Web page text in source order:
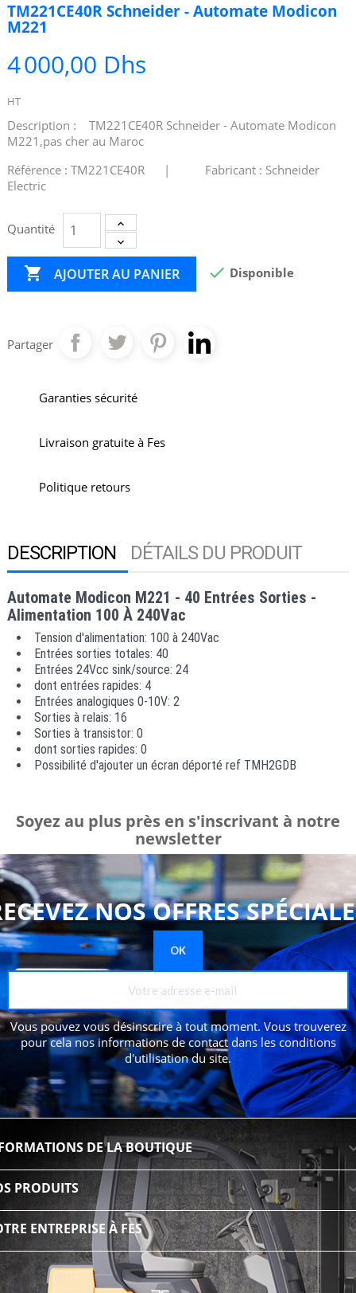
TM221CE40R Schneider - Automate Modicon
M221
4 000,00 Dhs
HT
Description : TM221CE40R Schneider - Automate Modicon
M221,pas cher au Maroc
Référence : TM221CE40R | Fabricant : Schneider
Electric
Quantité
 AJOUTER AU PANIER  Disponible
Partager
Garanties sécurité
Livraison gratuite à Fes
Politique retours
DESCRIPTION DÉTAILS DU PRODUIT
Automate Modicon M221 - 40 Entrées Sorties -
Alimentation 100 À 240Vac
Tension d'alimentation: 100 à 240Vac
Entrées sorties totales: 40
Entrées 24Vcc sink/source: 24
dont entrées rapides: 4
Entrées analogiques 0-10V: 2
Sorties à relais: 16
Sorties à transistor: 0
dont sorties rapides: 0
Possibilité d'ajouter un écran déporté ref TMH2GDB
Soyez au plus près en s'inscrivant à notre
newsletter
NOS OFFRES
Vous pouvez vous désinscrire à tout moment. Vous trouverez
pour cela nos informations de contact dans les conditions
d'utilisation du site.
DE LA BOUTIQUE
PRODUITS
ENTREPRISE À FES